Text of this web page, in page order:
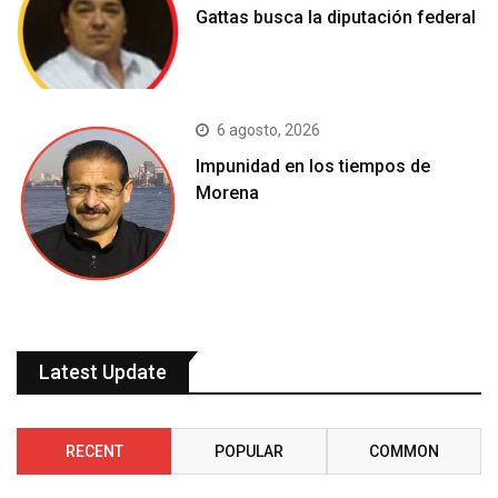
Gattas busca la diputación federal
6 agosto, 2026
Impunidad en los tiempos de
Morena
Latest Update
RECENT POPULAR COMMON